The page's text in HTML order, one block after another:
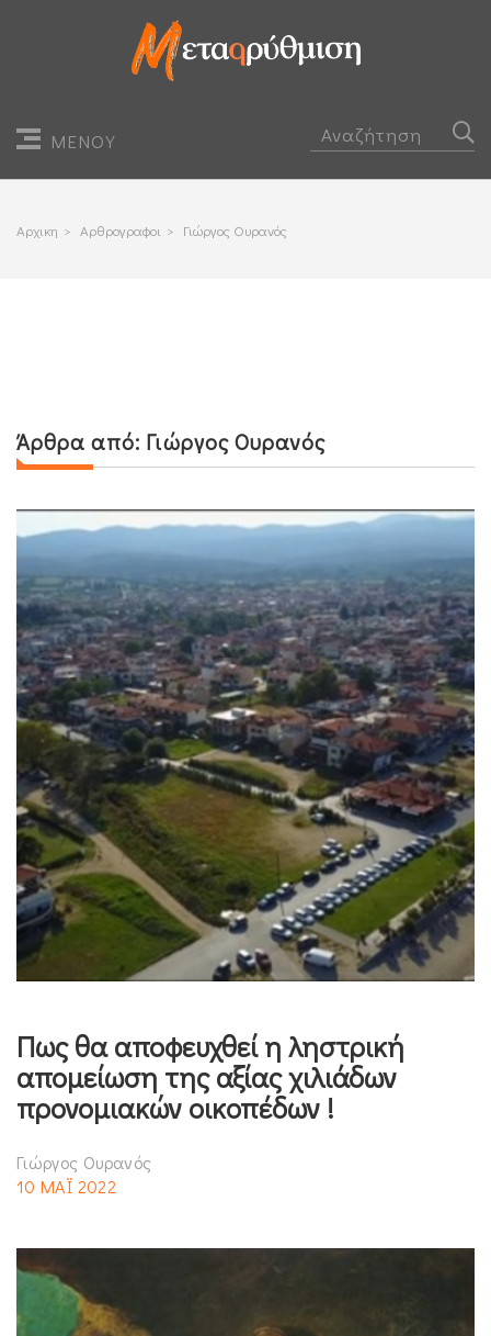
ΜΕΝΟΥ
Αρχικη > Αρθρογραφοι > Γιώργος Ουρανός
Άρθρα από: Γιώργος Ουρανός
Πως θα αποφευχθεί η ληστρική
απομείωση της αξίας χιλιάδων
προνομιακών οικοπέδων !
Γιώργος Ουρανός
10 ΜΑΪ 2022